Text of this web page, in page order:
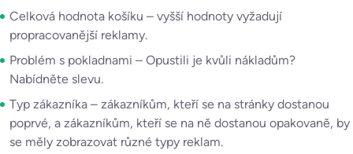
Celková hodnota košíku – vyšší hodnoty vyžadují
propracovanější reklamy.
Problém s pokladnami – Opustili je kvůli nákladům?
Nabídněte slevu.
Typ zákazníka – zákazníkům, kteří se na stránky dostanou
poprvé, a zákazníkům, kteří se na ně dostanou opakovaně, by
se měly zobrazovat různé typy reklam.